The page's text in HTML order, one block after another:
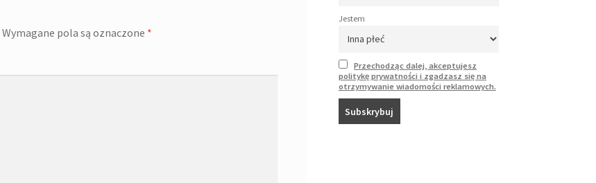
Wymagane pola są oznaczone *
Jestem
Przechodząc dalej, akceptujesz
politykę prywatności i zgadzasz się na
otrzymywanie wiadomości reklamowych.